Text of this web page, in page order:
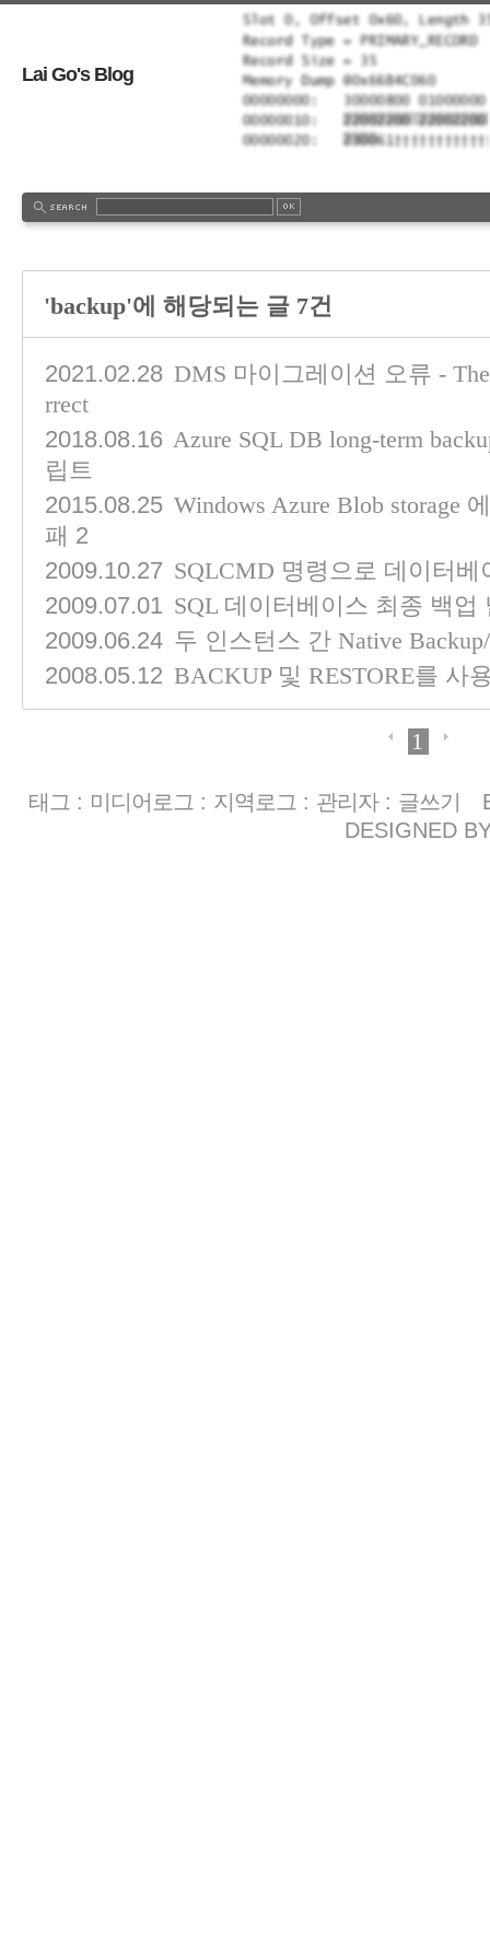
Lai Go's Blog
'backup'에 해당되는 글 7건
2021.02.28 DMS 마이그레이션 오류 - The
rrect
2018.08.16 Azure SQL DB long-term
립트
2015.08.25 Windows Azure Blob storage
패 2
2009.10.27 SQLCMD 명령으로 데이터베
2009.07.01 SQL 데이터베이스 최종 백업
2009.06.24 두 인스턴스 간 Native
2008.05.12 BACKUP 및 RESTORE를 사
1
태그 : 미디어로그 : 지역로그 : 관리자: 글쓰기
DESIGNED